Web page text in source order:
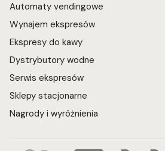
Automaty vendingowe
Wynajem ekspresów
Ekspresy do kawy
Dystrybutory wodne
Serwis ekspresów
Sklepy stacjonarne
Nagrody i wyróżnienia